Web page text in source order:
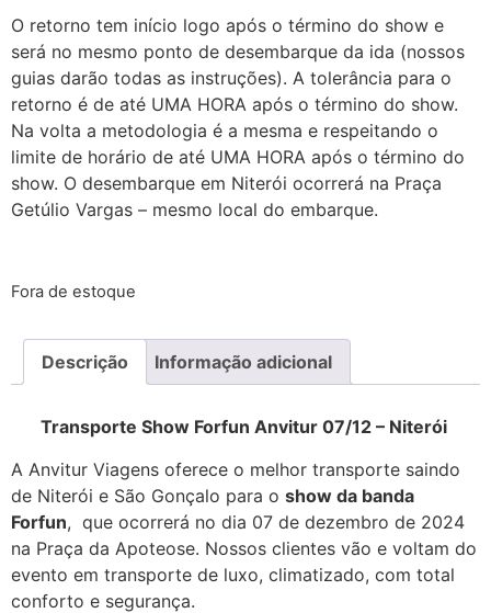
O retorno tem início logo após o término do show e
será no mesmo ponto de desembarque da ida (nossos
guias darão todas as instruções). A tolerância para o
retorno é de até UMA HORA após o término do show.
Na volta a metodologia é a mesma e respeitando o
limite de horário de até UMA HORA após o término do
show. O desembarque em Niterói ocorrerá na Praça
Getúlio Vargas – mesmo local do embarque.
Fora de estoque
Descrição Informação adicional
Transporte Show Forfun Anvitur 07/12 – Niterói
A Anvitur Viagens oferece o melhor transporte saindo
de Niterói e São Gonçalo para o show da banda
Forfun, que ocorrerá no dia 07 de dezembro de 2024
na Praça da Apoteose. Nossos clientes vão e voltam do
evento em transporte de luxo, climatizado, com total
conforto e segurança.